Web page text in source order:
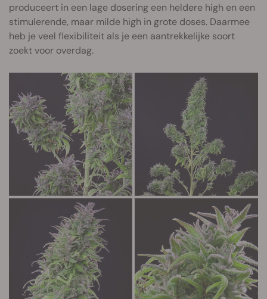
produceert in een lage dosering een heldere high en een
stimulerende, maar milde high in grote doses. Daarmee
heb je veel flexibiliteit als je een aantrekkelijke soort
zoekt voor overdag.